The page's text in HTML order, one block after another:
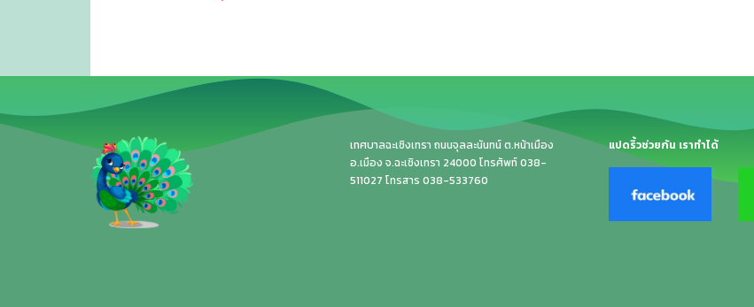
เทศบาลฉะเชิงเทรา ถนนจุลละนันทน์ ต.หน้าเมือง
อ.เมือง จ.ฉะเชิงเทรา 24000 โทรศัพท์ 038-
511027 โทรสาร 038-533760
แปดริ้วช่วยกัน เราทำได้